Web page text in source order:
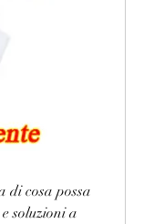
di cosa possa
soluzioni a